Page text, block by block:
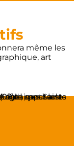
même les
art